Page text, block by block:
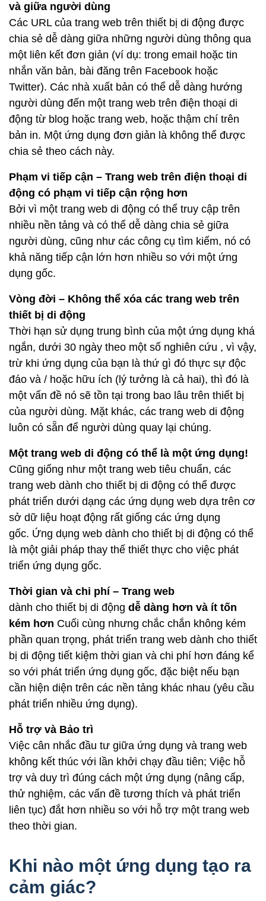
và giữa người dùng
Các URL của trang web trên thiết bị di động được
chia sẻ dễ dàng giữa những người dùng thông qua
một liên kết đơn giản (ví dụ: trong email hoặc tin
nhắn văn bản, bài đăng trên Facebook hoặc
Twitter). Các nhà xuất bản có thể dễ dàng hướng
người dùng đến một trang web trên điện thoại di
động từ blog hoặc trang web, hoặc thậm chí trên
bản in. Một ứng dụng đơn giản là không thể được
chia sẻ theo cách này.
Phạm vi tiếp cận – Trang web trên điện thoại di
động có phạm vi tiếp cận rộng hơn
Bởi vì một trang web di động có thể truy cập trên
nhiều nền tảng và có thể dễ dàng chia sẻ giữa
người dùng, cũng như các công cụ tìm kiếm, nó có
khả năng tiếp cận lớn hơn nhiều so với một ứng
dụng gốc.
Vòng đời – Không thể xóa các trang web trên
thiết bị di động
Thời hạn sử dụng trung bình của một ứng dụng khá
ngắn, dưới 30 ngày theo một số nghiên cứu , vì vậy,
trừ khi ứng dụng của bạn là thứ gì đó thực sự độc
đáo và / hoặc hữu ích (lý tưởng là cả hai), thì đó là
một vấn đề nó sẽ tồn tại trong bao lâu trên thiết bị
của người dùng. Mặt khác, các trang web di động
luôn có sẵn để người dùng quay lại chúng.
Một trang web di động có thể là một ứng dụng!
Cũng giống như một trang web tiêu chuẩn, các
trang web dành cho thiết bị di động có thể được
phát triển dưới dạng các ứng dụng web dựa trên cơ
sở dữ liệu hoạt động rất giống các ứng dụng
gốc. Ứng dụng web dành cho thiết bị di động có thể
là một giải pháp thay thế thiết thực cho việc phát
triển ứng dụng gốc.
Thời gian và chi phí – Trang web
dành cho thiết bị di động dễ dàng hơn và ít tốn
kém hơn Cuối cùng nhưng chắc chắn không kém
phần quan trọng, phát triển trang web dành cho thiết
bị di động tiết kiệm thời gian và chi phí hơn đáng kể
so với phát triển ứng dụng gốc, đặc biệt nếu bạn
cần hiện diện trên các nền tảng khác nhau (yêu cầu
phát triển nhiều ứng dụng).
Hỗ trợ và Bảo trì
Việc cân nhắc đầu tư giữa ứng dụng và trang web
không kết thúc với lần khởi chạy đầu tiên; Việc hỗ
trợ và duy trì đúng cách một ứng dụng (nâng cấp,
thử nghiệm, các vấn đề tương thích và phát triển
liên tục) đắt hơn nhiều so với hỗ trợ một trang web
theo thời gian.
Khi nào một ứng dụng tạo ra
cảm giác?